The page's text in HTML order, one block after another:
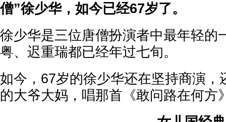
僧”徐少华，如今已经67岁了。
徐少华是三位唐僧扮演者中最年轻的
粤、迟重瑞都已经年过七旬。
如今，67岁的徐少华还在坚持商演，
的大爷大妈，唱那首《敢问路在何方